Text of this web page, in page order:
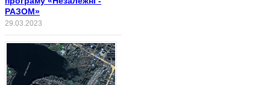
РАЗОМ»
29.03.2023